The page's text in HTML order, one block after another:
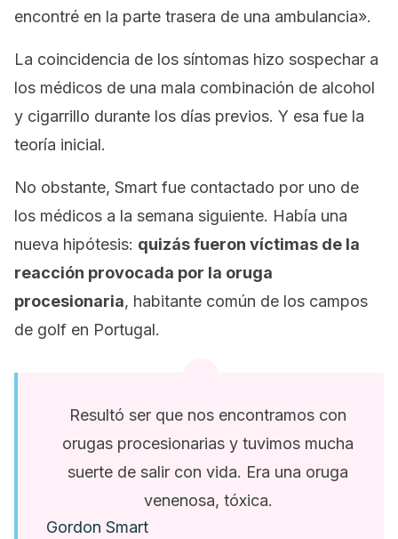
encontré en la parte trasera de una ambulancia».
La coincidencia de los síntomas hizo sospechar a
los médicos de una mala combinación de alcohol
y cigarrillo durante los días previos. Y esa fue la
teoría inicial.
No obstante, Smart fue contactado por uno de
los médicos a la semana siguiente. Había una
nueva hipótesis: quizás fueron víctimas de la
reacción provocada por la oruga
procesionaria, habitante común de los campos
de golf en Portugal.
Resultó ser que nos encontramos con
orugas procesionarias y tuvimos mucha
suerte de salir con vida. Era una oruga
venenosa, tóxica.
Gordon Smart